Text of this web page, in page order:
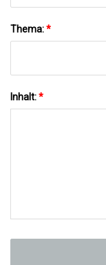
Thema:*
Inhalt:*